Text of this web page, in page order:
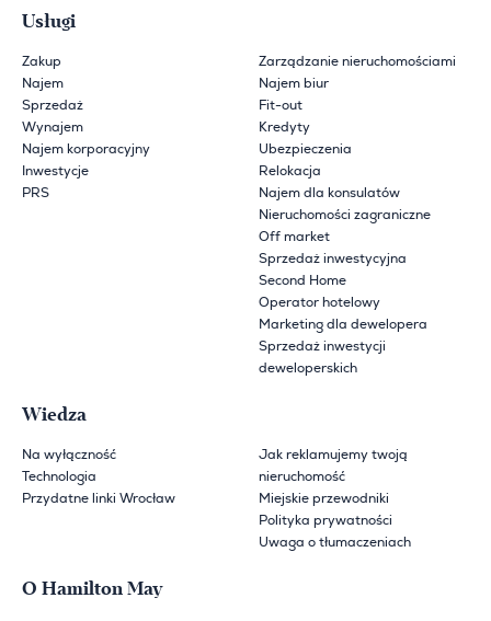
Usługi
Zakup
Najem
Sprzedaż
Wynajem
Najem korporacyjny
Inwestycje
PRS
Zarządzanie nieruchomościami
Najem biur
Fit-out
Kredyty
Ubezpieczenia
Relokacja
Najem dla konsulatów
Nieruchomości zagraniczne
Off market
Sprzedaż inwestycyjna
Second Home
Operator hotelowy
Marketing dla dewelopera
Sprzedaż inwestycji
deweloperskich
Wiedza
Na wyłączność
Technologia
Przydatne linki Wrocław
Jak reklamujemy twoją
nieruchomość
Miejskie przewodniki
Polityka prywatności
Uwaga o tłumaczeniach
O Hamilton May